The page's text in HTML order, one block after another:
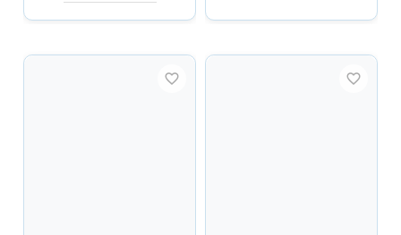
favorite_border favorite_border